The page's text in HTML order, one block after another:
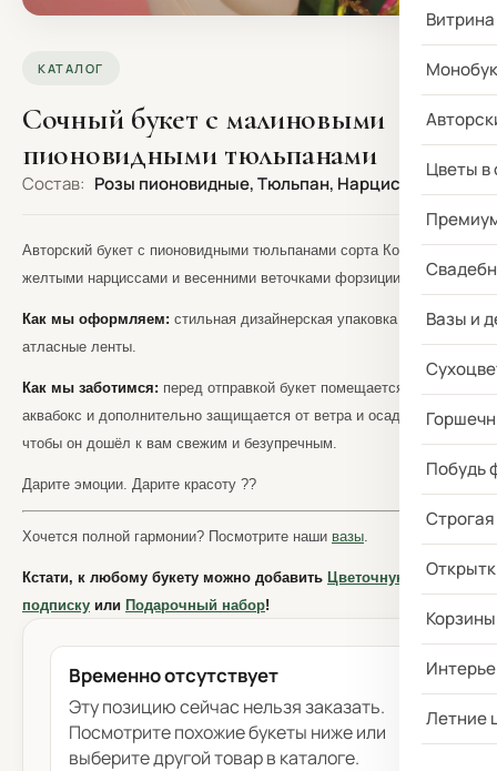
Цветы в
Вазы и
Побудь
Летние
КАТАЛОГ
Сочный букет с малиновыми
пионовидными тюльпанами
Состав: Розы пионовидные, Тюльпан, Нарцисс
Авторский букет с пионовидными тюльпанами сорта Коламбус,
желтыми нарциссами и весенними веточками форзиции.
Как мы оформляем: стильная дизайнерская упаковка +
атласные ленты.
Как мы заботимся: перед отправкой букет помещается в
аквабокс и дополнительно защищается от ветра и осадков —
чтобы он дошёл к вам свежим и безупречным.
Дарите эмоции. Дарите красоту ??
Хочется полной гармонии? Посмотрите наши вазы.
Кстати, к любому букету можно добавить Цветочную
подписку или Подарочный набор!
Временно отсутствует
Эту позицию сейчас нельзя заказать.
Посмотрите похожие букеты ниже или
выберите другой товар в каталоге.